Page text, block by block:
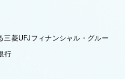
三菱UFJフィナンシャル・グルー
行